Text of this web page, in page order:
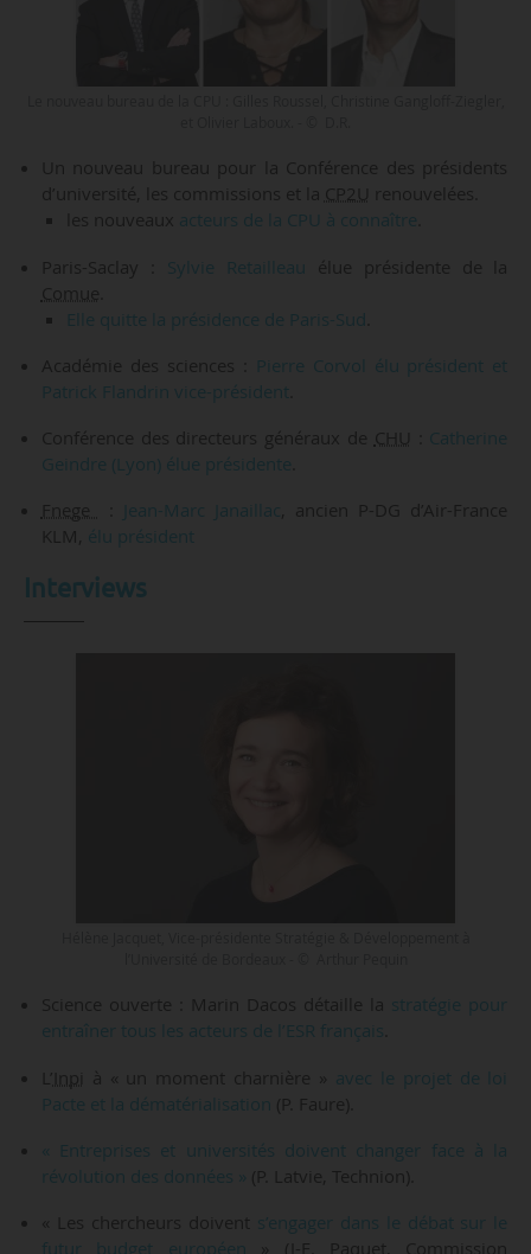
Un nouveau bureau pour la Conférence des présidents
d’université, les commissions et la CP2U
renouvelées.
les nouveaux acteurs de la CPU à connaître
Paris-Saclay : Sylvie Retailleau élue présidente de la
Comue
Elle quitte la présidence de Paris-Sud
Académie des sciences :
Pierre Corvol élu président et
Patrick Flandrin vice-président.
Conférence des directeurs généraux de CHU
Catherine
Geindre (Lyon) élue présidente
Fnege
Jean-Marc Janaillac
, ancien P-DG d’Air-France
KLM, élu président
Interviews
Science ouverte : Marin Dacos détaille la stratégie pour
entraîner tous les acteurs de l’ESR français
L’ Inpi à « un moment charnière »
avec le projet de loi
Pacte et la dématérialisation (P. Faure).
« Entreprises et universités doivent changer face à la
révolution des données »
(P. Latvie, Technion).
« Les chercheurs doivent s’engager dans le débat sur le
futur budget européen » (J-E. Paquet, Commission